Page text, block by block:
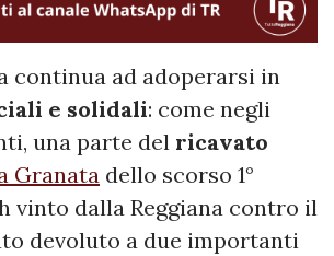
continua ad adoperarsi in
e solidali: come negli
una parte del ricavato
Granata dello scorso 1°
vinto dalla Reggiana contro il
devoluto a due importanti